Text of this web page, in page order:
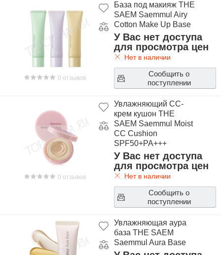
0 отзывов
База под макияж THE
SAEM Saemmul Airy
Cotton Make Up Base
У Вас нет доступа
для просмотра цен
Нет в наличии
Сообщить о
поступлении
0 отзывов
Увлажняющий СС-
крем кушон THE
SAEM Saemmul Moist
CC Cushion
SPF50+PA+++
У Вас нет доступа
для просмотра цен
Нет в наличии
Сообщить о
поступлении
Увлажняющая аура
база THE SAEM
Saemmul Aura Base